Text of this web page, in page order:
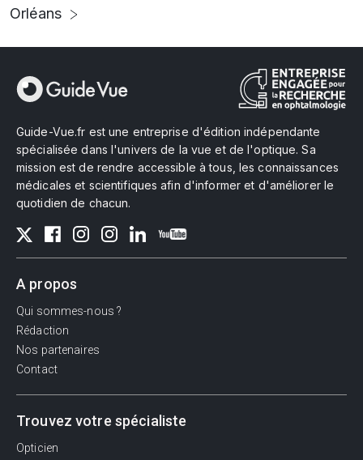
Orléans
Guide-Vue.fr est une entreprise d'édition indépendante
spécialisée dans l'univers de la vue et de l'optique. Sa
mission est de rendre accessible à tous, les connaissances
médicales et scientifiques afin d'informer et d'améliorer le
quotidien de chacun.
A propos
Qui sommes-nous ?
Rédaction
Nos partenaires
Contact
Trouvez votre spécialiste
Opticien